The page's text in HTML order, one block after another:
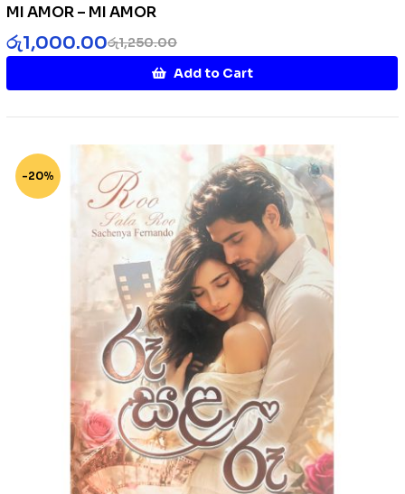
MI AMOR – MI AMOR
රු1,250.00
රු1,000.00
Add to Cart
-20%